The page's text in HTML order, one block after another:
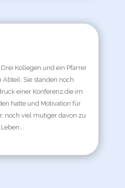
Kollegen und ein Pfarrer
Sie standen noch
einer Konferenz,die im
hatte und Motivation für
noch viel mutiger davon zu